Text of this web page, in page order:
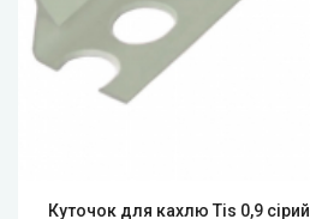
Куточок для кахлю Tis 0,9 сірий